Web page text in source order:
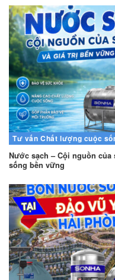
Tư vấn Chất lượng cuộc
Nước sạch – Cội nguồn
sống bền vững